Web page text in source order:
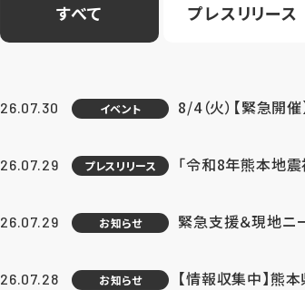
すべて プレスリリース
26.07.30 イベント 8/4（火）【緊急開
26.07.29 プレスリリース 「令和8年熊本地震
26.07.29 お知らせ 緊急支援＆現地ニ
26.07.28 お知らせ 【情報収集中】熊